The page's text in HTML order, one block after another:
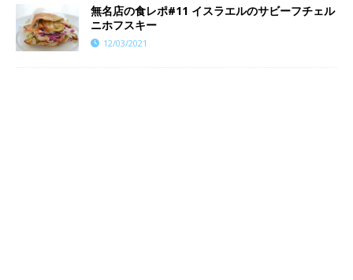
無名店の食レポ#11 イスラエルのサビーフチェル
ニホフスキー
12/03/2021